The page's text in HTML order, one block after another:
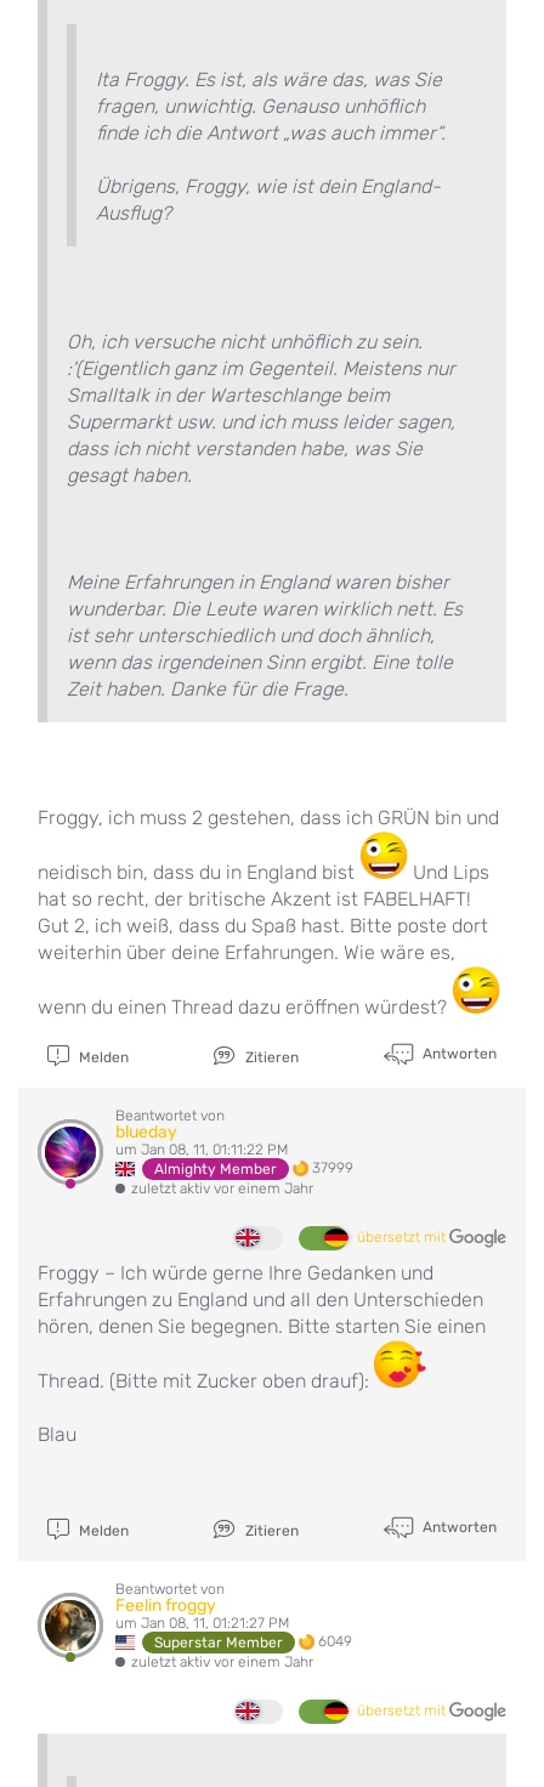
Ita Froggy. Es ist, als wäre das, was Sie
fragen, unwichtig. Genauso unhöflich
finde ich die Antwort „was auch immer“.
Übrigens, Froggy, wie ist dein England-
Ausflug?
Oh, ich versuche nicht unhöflich zu sein.
:'(Eigentlich ganz im Gegenteil. Meistens nur
Smalltalk in der Warteschlange beim
Supermarkt usw. und ich muss leider sagen,
dass ich nicht verstanden habe, was Sie
gesagt haben.
Meine Erfahrungen in England waren bisher
wunderbar. Die Leute waren wirklich nett. Es
ist sehr unterschiedlich und doch ähnlich,
wenn das irgendeinen Sinn ergibt. Eine tolle
Zeit haben. Danke für die Frage.
Froggy, ich muss 2 gestehen, dass ich GRÜN bin und
neidisch bin, dass du in England bist
Und Lips
hat so recht, der britische Akzent ist FABELHAFT!
Gut 2, ich weiß, dass du Spaß hast. Bitte poste dort
weiterhin über deine Erfahrungen. Wie wäre es,
wenn du einen Thread dazu eröffnen würdest?
Melden Zitieren Antworten
Beantwortet von
blueday
um Jan 08, 11, 01:11:22 PM
Almighty Member
37999
zuletzt aktiv vor einem Jahr
übersetzt mit
Froggy – Ich würde gerne Ihre Gedanken und
Erfahrungen zu England und all den Unterschieden
hören, denen Sie begegnen. Bitte starten Sie einen
Thread. (Bitte mit Zucker oben drauf):
Blau
Melden Zitieren Antworten
Beantwortet von
Feelin froggy
um Jan 08, 11, 01:21:27 PM
Superstar Member
6049
zuletzt aktiv vor einem Jahr
übersetzt mit